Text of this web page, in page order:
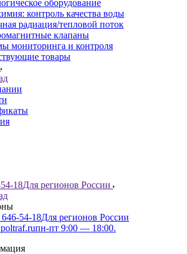
оборудование
контроль качества воды
радиация/тепловой поток
клапаны
мониторинга и контроля
товары
18Для регионов России
54-18Для регионов России
пн-пт 9:00 — 18:00.